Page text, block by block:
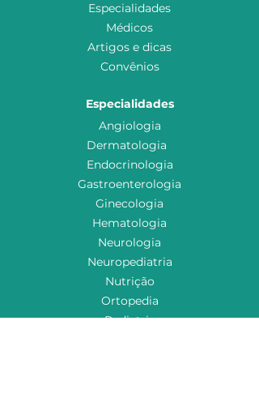
Especialidades
Médicos
Artigos e dicas
Convênios
Especialidades
Angiologia
Dermatologia
Endocrinologia
Gastroenterologia
Ginecologia
Hematologia
Neurologia
Neuropediatria
Nutrição
Ortopedia
Pediatria